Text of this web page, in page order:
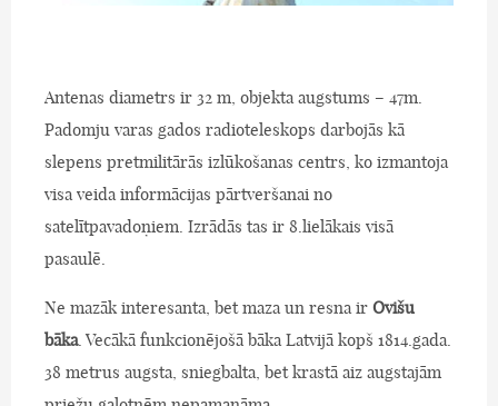
Antenas diametrs ir 32 m, objekta augstums – 47m.
Padomju varas gados radioteleskops darbojās kā
slepens pretmilitārās izlūkošanas centrs, ko izmantoja
visa veida informācijas pārtveršanai no
satelītpavadoņiem. Izrādās tas ir 8.lielākais visā
pasaulē.
Ne mazāk interesanta, bet maza un resna ir Ovišu
bāka. Vecākā funkcionējošā bāka Latvijā kopš 1814.gada.
38 metrus augsta, sniegbalta, bet krastā aiz augstajām